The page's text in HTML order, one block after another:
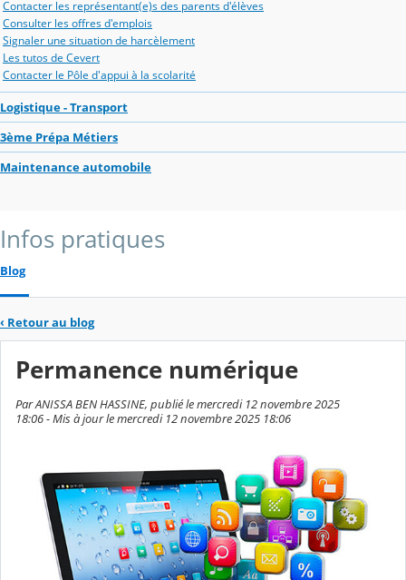
Contacter les représentant(e)s des parents d'élèves
Consulter les offres d'emplois
Signaler une situation de harcèlement
Les tutos de Cevert
Contacter le Pôle d'appui à la scolarité
Logistique - Transport
3ème Prépa Métiers
Maintenance automobile
Infos pratiques
Blog
‹ Retour au blog
Permanence numérique
Par ANISSA BEN HASSINE, publié le mercredi 12 novembre 2025
18:06 - Mis à jour le mercredi 12 novembre 2025 18:06